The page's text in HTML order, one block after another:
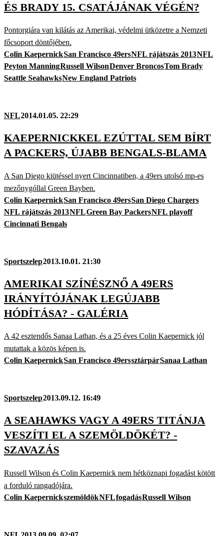
ÉS BRADY 15. CSATÁJÁNAK VÉGÉN?
Pontorgiára van kilátás az Amerikai, védelmi ütközetre a Nemzeti
főcsoport döntőjében.
Colin KaepernickSan Francisco 49ersNFL rájátszás 2013NFL
Peyton ManningRussell WilsonDenver BroncosTom Brady
Seattle SeahawksNew England Patriots
NFL2014.01.05. 22:29
KAEPERNICKKEL EZÚTTAL SEM BÍRT
A PACKERS, ÚJABB BENGALS-BLAMA
A San Diego kiütéssel nyert Cincinnatiben, a 49ers utolsó mp-es
mezőnygóllal Green Bayben.
Colin KaepernickSan Francisco 49ersSan Diego Chargers
NFL rájátszás 2013NFLGreen Bay PackersNFL playoff
Cincinnati Bengals
Sportszelep2013.10.01. 21:30
AMERIKAI SZÍNÉSZNŐ A 49ERS
IRÁNYÍTÓJÁNAK LEGÚJABB
HÓDÍTÁSA? - GALÉRIA
A 42 esztendős Sanaa Lathan, és a 25 éves Colin Kaepernick jól
mutattak a közös képen is.
Colin KaepernickSan Francisco 49erssztárpárSanaa Lathan
Sportszelep2013.09.12. 16:49
A SEAHAWKS VAGY A 49ERS TITÁNJA
VESZÍTI EL A SZEMÖLDÖKÉT? -
SZAVAZÁS
Russell Wilson és Colin Kaepernick nem hétköznapi fogadást kötött
a forduló rangadójára.
Colin KaepernickszemöldökNFLfogadásRussell Wilson